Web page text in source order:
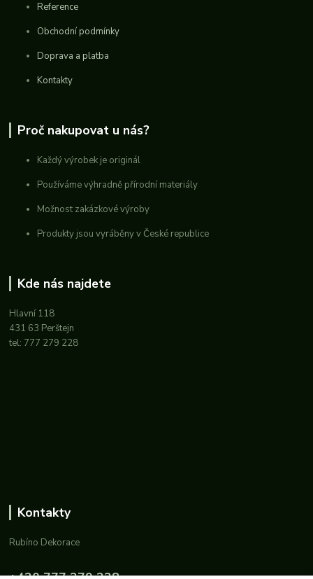
Reference
Obchodní podmínky
Doprava a platba
Kontakty
Proč nakupovat u nás?
Každý výrobek je originál
Používáme výhradně přírodní materiály
Možnost zakázkové výroby
Produkty jsou vyráběny v České republice
Kde nás najdete
Hlavní 118
431 63 Perštejn
tel: 777 279 228
Kontakty
Rubíno Dekorace